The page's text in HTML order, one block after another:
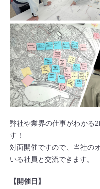
弊社や業界の仕事がわかる
す！
対面開催ですので、当社の
いる社員と交流できます。
【開催日】